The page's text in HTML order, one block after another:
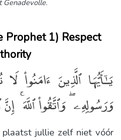
Genadevolle.
Prophet 1) Respect
jullie zelf niet vóór
يَـٰٓأَيُّهَا ٱلَّذِينَ ءَامَنُوا۟
وَرَسُولِهِۦ ۖ وَٱتَّقُوا۟ ٱللَّهَ